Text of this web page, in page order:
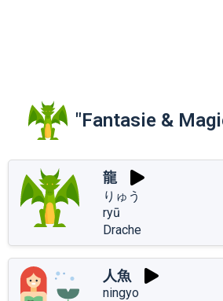
"Fantasie &
龍
りゅう
ryū
Drache
人魚
ningyo